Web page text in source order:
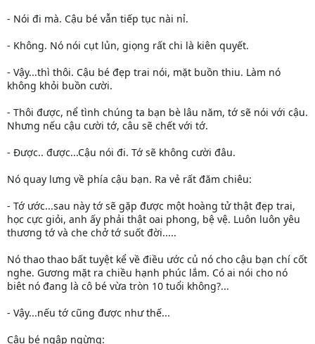
- Nói đi mà. Cậu bé vẫn tiếp tục nài nỉ.
- Không. Nó nói cụt lủn, giọng rất chi là kiên quyết.
- Vậy...thì thôi. Cậu bé đẹp trai nói, mặt buồn thiu. Làm nó
không khỏi buồn cười.
- Thôi được, nể tình chúng ta bạn bè lâu năm, tớ sẽ nói với cậu.
Nhưng nếu cậu cười tớ, câu sẽ chết với tớ.
- Được.. được...Cậu nói đi. Tớ sẽ không cười đâu.
Nó quay lưng về phía cậu bạn. Ra vẻ rất đăm chiêu:
- Tớ ước...sau này tớ sẽ gặp được một hoàng tử thật đẹp trai,
học cực giỏi, anh ấy phải thật oai phong, bệ vệ. Luôn luôn yêu
thương tớ và che chở tớ suốt đời.....
Nó thao thao bất tuyệt kể về điều ước củ nó cho cậu bạn chí cốt
nghe. Gương mặt ra chiều hạnh phúc lắm. Có ai nói cho nó
biêt nó đang là cô bé vừa tròn 10 tuổi không?...
- Vậy...nếu tớ cũng được như thế...
Cậu bé ngập ngừng: